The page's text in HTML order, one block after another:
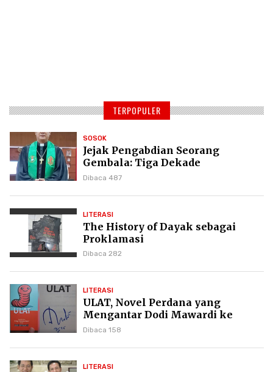
TERPOPULER
SOSOK
Jejak Pengabdian Seorang
Gembala: Tiga Dekade
Kepemimpinan Pdt. Dr. Yulius
Dibaca 487
LITERASI
The History of Dayak sebagai
Proklamasi
Dibaca 282
LITERASI
ULAT, Novel Perdana yang
Mengantar Dodi Mawardi ke
Puncak Karier Kepenulisan
Dibaca 158
LITERASI